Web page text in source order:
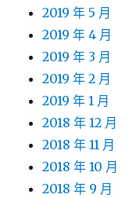
2019 年 5 月
2019 年 4 月
2019 年 3 月
2019 年 2 月
2019 年 1 月
2018 年 12 月
2018 年 11 月
2018 年 10 月
2018 年 9 月